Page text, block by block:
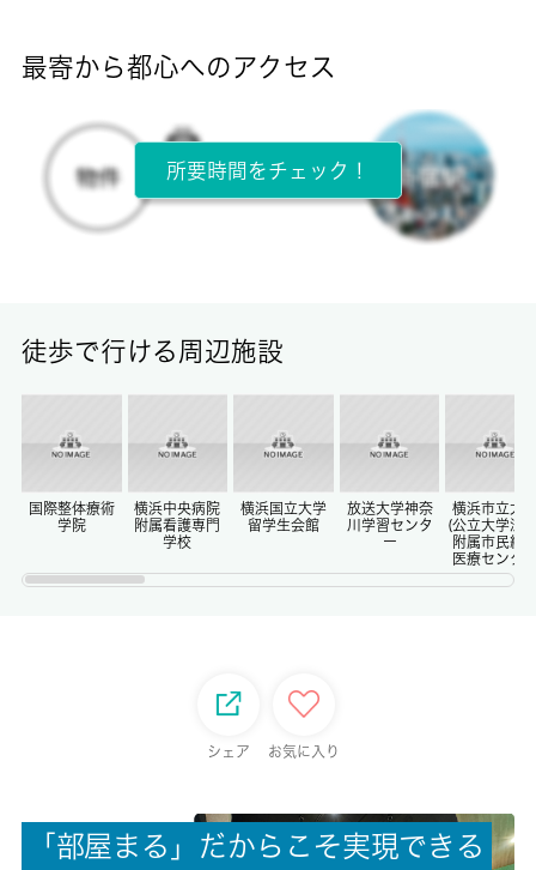
所在階
1階 / 2階建
-/-
駐車場/料金
最寄から都心へのアクセス
所要時間をチェック！
徒歩で行ける周辺施設
国際整体療術
学院
横浜中央病院
附属看護専門
学校
横浜国立大学
留学生会館
放送大学神奈
川学習センタ
ー
横浜市立大
(公立大学法
附属市民総
医療センタ
シェア お気に入り
「 部屋 ま る 」 だ か ら こ そ実現で き る